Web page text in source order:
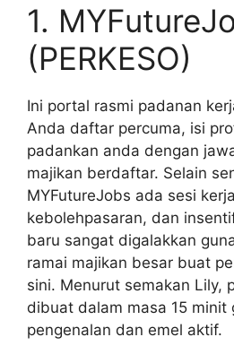
1.
(PERKESO)
Ini portal rasmi padanan
Anda daftar percuma, isi
padankan anda dengan
majikan berdaftar. Selain
MYFutureJobs ada sesi
kebolehpasaran, dan
baru sangat digalakkan
ramai majikan besar buat
sini. Menurut semakan Lily,
dibuat dalam masa 15 minit
pengenalan dan emel aktif.